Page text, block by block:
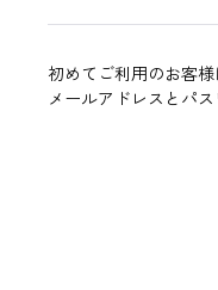
初めてご利用のお客
メールアドレスとパ